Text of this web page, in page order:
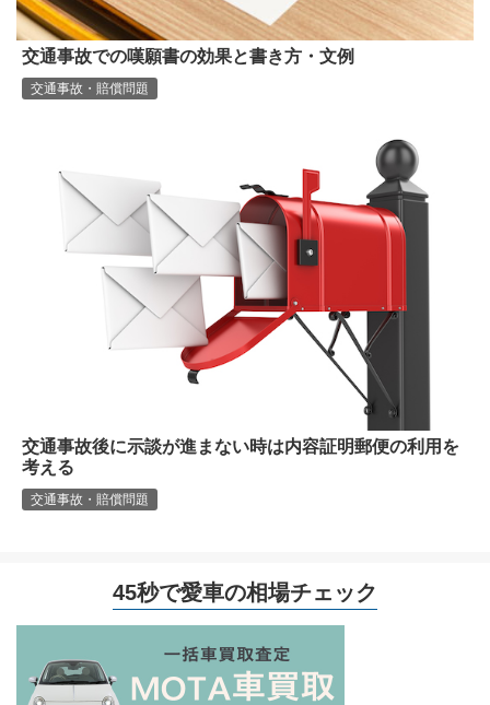
交通事故での嘆願書の効果と書き方・文例
交通事故・賠償問題
交通事故後に示談が進まない時は内容証明郵便の利用を
考える
交通事故・賠償問題
45秒で愛車の相場チェック